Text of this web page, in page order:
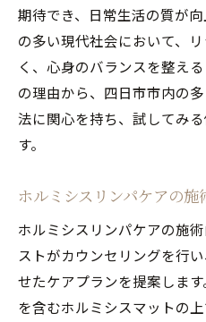
期待でき、日常生活の質が
の多い現代社会において、
く、心身のバランスを整え
の理由から、四日市市内の
法に関心を持ち、試してみ
す。
ホルミシスリンパケアの
ホルミシスリンパケアの施
ストがカウンセリングを行
せたケアプランを提案しま
を含むホルミシスマットの